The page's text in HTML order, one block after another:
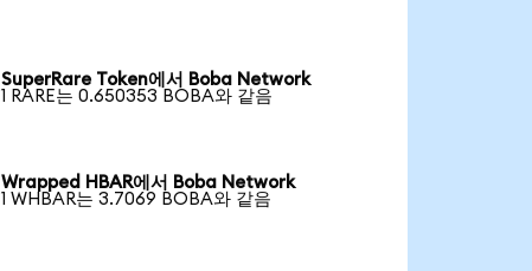
SuperRare Token에서 Boba Network
1 RARE는 0.650353 BOBA와 같음
Wrapped HBAR에서 Boba Network
1 WHBAR는 3.7069 BOBA와 같음